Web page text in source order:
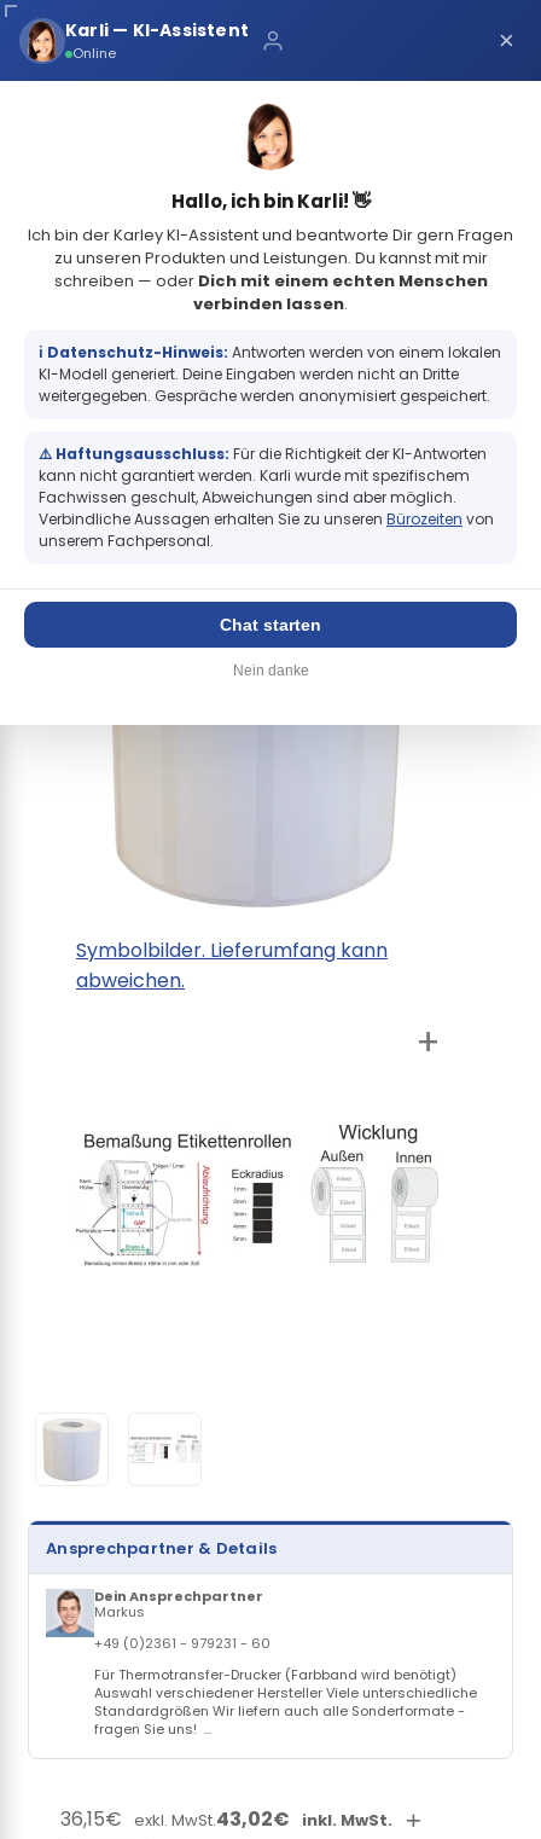
Über uns
Schnelle Lieferung
4.8(73 Bewertungen)
Zebra ZipShip 8000T All-Temp, Etikettenrolle, matt beschichtet,
Zebra ZipShip 8000T All-Temp,
Etikettenrolle, matt beschichtet,
200mm, Maße (BxH): 102x64mm, 2220
Etiketten/Rolle
Symbolbilder. Lieferumfang kann
abweichen.
+
+
Ansprechpartner & Details
Dein Ansprechpartner
Markus
+49 (0)2361 - 979231 - 60
Für Thermotransfer-Drucker (Farbband wird benötigt)
Auswahl verschiedener Hersteller Viele unterschiedliche
Standardgrößen Wir liefern auch alle Sonderformate -
fragen Sie uns! ...
36,15€ exkl. MwSt.43,02€ inkl. MwSt.
+
×
Karli — KI-Assistent
Online ×
Hallo, ich bin Karli! 👋
Ich bin der Karley KI-Assistent und beantworte Dir gern Fragen
zu unseren Produkten und Leistungen. Du kannst mit mir
schreiben — oder Dich mit einem echten Menschen
verbinden lassen.
ℹ️ Datenschutz-Hinweis: Antworten werden von einem lokalen
KI-Modell generiert. Deine Eingaben werden nicht an Dritte
weitergegeben. Gespräche werden anonymisiert gespeichert.
⚠️ Haftungsausschluss: Für die Richtigkeit der KI-Antworten
kann nicht garantiert werden. Karli wurde mit spezifischem
Fachwissen geschult, Abweichungen sind aber möglich.
Verbindliche Aussagen erhalten Sie zu unseren Bürozeiten von
unserem Fachpersonal.
Chat starten
Nein danke